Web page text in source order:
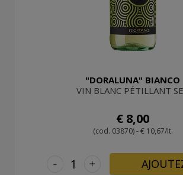
"DORALUNA" BIANCO
VIN BLANC PÉTILLANT
€ 8,00
(cod. 03870) - € 10,67/lt.
+
-